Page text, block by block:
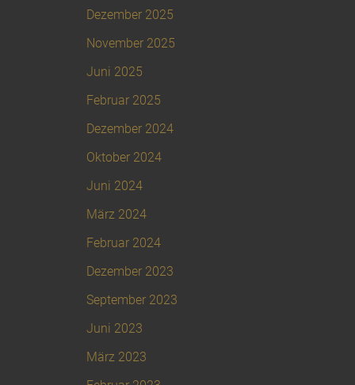
Dezember 2025
November 2025
Juni 2025
Februar 2025
Dezember 2024
Oktober 2024
Juni 2024
März 2024
Februar 2024
Dezember 2023
September 2023
Juni 2023
März 2023